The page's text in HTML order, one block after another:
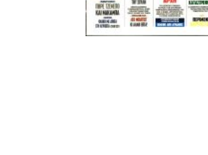
ΑΜΠΑΛΑΕΑ, ΜΑΚΕΔΟΝΕΣ, ΤΟΥΜΠΑ,